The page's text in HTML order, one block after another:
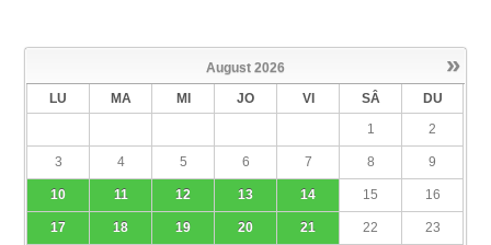
»
August 2026
LU
MA MI JO VI SÂ
DU
1
2
3 4 5 6 7 8 9
10 11 12 13 14 15 16
17 18 19 20 21 22 23